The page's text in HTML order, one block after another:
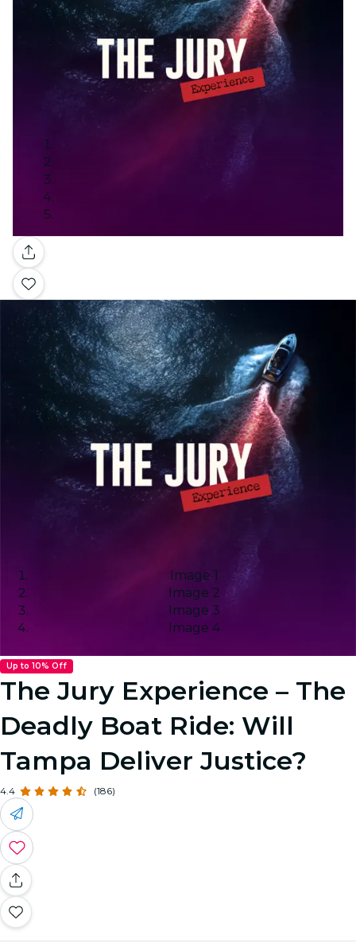
Galleria
Image 1
Image 2
Image 3
Image 4
Up to 10% Off
The Jury Experience – The
Deadly Boat Ride: Will
Tampa Deliver Justice?
4.4 (186)